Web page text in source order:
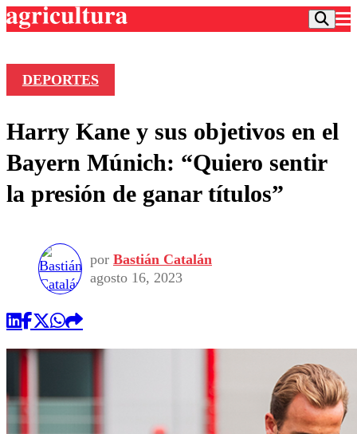
Frecuencias
Agricultura TV
Deportes
Colo Colo
Seleccion Chilena
Torneo Internacional
Entretención
Economía
Internacional
Publicaciones en medios
Opinión
DEPORTES
Harry Kane y sus objetivos en el
Bayern Múnich: “Quiero sentir
la presión de ganar títulos”
por Bastián Catalán
agosto 16, 2023